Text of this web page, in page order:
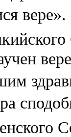
вере».